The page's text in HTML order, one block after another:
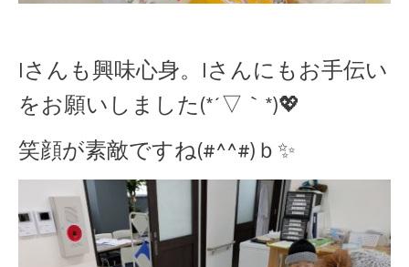
Iさんも興味心身。Iさんにもお手伝い
をお願いしました(*´▽｀*)💖
笑顔が素敵ですね(#^^#)ｂ✨